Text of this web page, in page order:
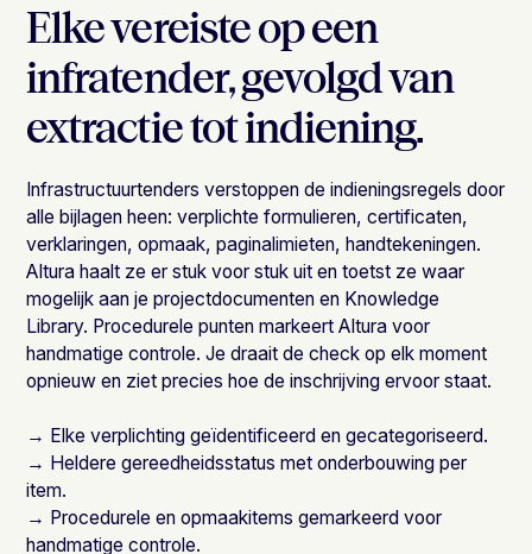
Elke vereiste op een
infratender, gevolgd van
extractie tot indiening.
Infrastructuurtenders verstoppen de indieningsregels door
alle bijlagen heen: verplichte formulieren, certificaten,
verklaringen, opmaak, paginalimieten, handtekeningen.
Altura haalt ze er stuk voor stuk uit en toetst ze waar
mogelijk aan je projectdocumenten en Knowledge
Library. Procedurele punten markeert Altura voor
handmatige controle. Je draait de check op elk moment
opnieuw en ziet precies hoe de inschrijving ervoor staat.
→ Elke verplichting geïdentificeerd en gecategoriseerd.
→ Heldere gereedheidsstatus met onderbouwing per
item.
→ Procedurele en opmaakitems gemarkeerd voor
handmatige controle.